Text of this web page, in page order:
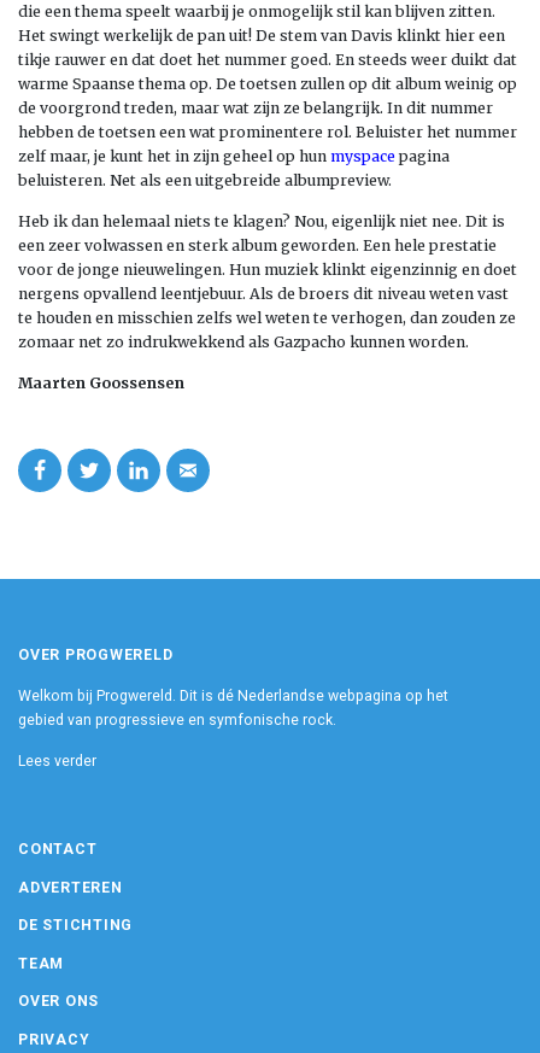
die een thema speelt waarbij je onmogelijk stil kan blijven zitten.
Het swingt werkelijk de pan uit! De stem van Davis klinkt hier een
tikje rauwer en dat doet het nummer goed. En steeds weer duikt dat
warme Spaanse thema op. De toetsen zullen op dit album weinig op
de voorgrond treden, maar wat zijn ze belangrijk. In dit nummer
hebben de toetsen een wat prominentere rol. Beluister het nummer
zelf maar, je kunt het in zijn geheel op hun myspace pagina
beluisteren. Net als een uitgebreide albumpreview.
Heb ik dan helemaal niets te klagen? Nou, eigenlijk niet nee. Dit is
een zeer volwassen en sterk album geworden. Een hele prestatie
voor de jonge nieuwelingen. Hun muziek klinkt eigenzinnig en doet
nergens opvallend leentjebuur. Als de broers dit niveau weten vast
te houden en misschien zelfs wel weten te verhogen, dan zouden ze
zomaar net zo indrukwekkend als Gazpacho kunnen worden.
Maarten Goossensen
OVER PROGWERELD
Welkom bij Progwereld. Dit is dé Nederlandse webpagina op het
gebied van progressieve en symfonische rock.
Lees verder
CONTACT
ADVERTEREN
DE STICHTING
TEAM
OVER ONS
PRIVACY